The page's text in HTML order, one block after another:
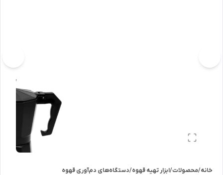
خانه/محصولات/ابزار تهیه قهوه/دستگاه‌های دم‌آوری قهوه